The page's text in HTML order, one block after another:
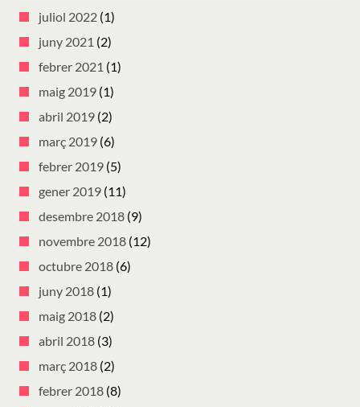
juliol 2022 (1)
juny 2021 (2)
febrer 2021 (1)
maig 2019 (1)
abril 2019 (2)
març 2019 (6)
febrer 2019 (5)
gener 2019 (11)
desembre 2018 (9)
novembre 2018 (12)
octubre 2018 (6)
juny 2018 (1)
maig 2018 (2)
abril 2018 (3)
març 2018 (2)
febrer 2018 (8)